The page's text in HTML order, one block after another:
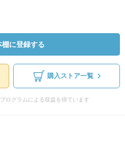
棚に登録する
購入ストア一覧
ログラムによる収益を得ています